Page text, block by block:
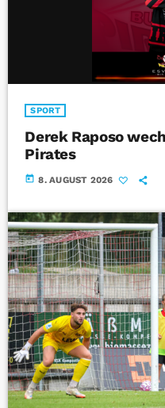
SPORT
Derek Raposo
Pirates
today 8. AUGUST 2026